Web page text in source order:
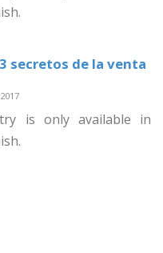
secretos de la venta
is only available in